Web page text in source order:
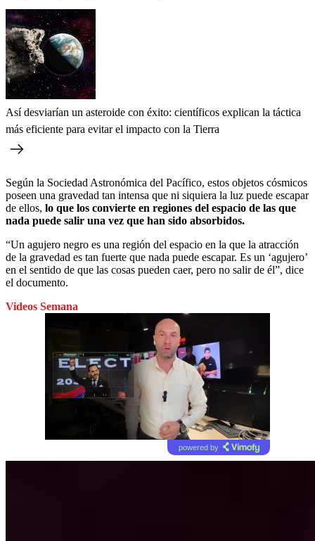
Así desviarían un asteroide con éxito: científicos explican la táctica
más eficiente para evitar el impacto con la Tierra
Según la Sociedad Astronómica del Pacífico, estos objetos cósmicos
poseen una gravedad tan intensa que ni siquiera la luz puede escapar
de ellos, lo que los convierte en regiones del espacio de las que
nada puede salir una vez que han sido absorbidos.
“Un agujero negro es una región del espacio en la que la atracción
de la gravedad es tan fuerte que nada puede escapar. Es un ‘agujero’
en el sentido de que las cosas pueden caer, pero no salir de él”, dice
el documento.
Videos Semana
powered by